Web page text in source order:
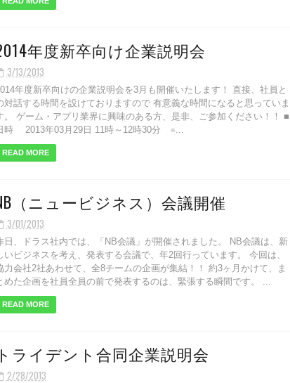
年度新卒向け企業説明会
3/13/2013
年度新卒向けの企業説明会を3月も開催いたします！ 直接、社員と
対話する時間を設けておりますので 有意義な時間になると思っていま
。 ゲーム・アプリ業界に興味のある方、是非、ご参加ください！！ ■
時 2013年03月29日 11時～12時30分 ※...
READ MORE
（ニュービジネス）会議開催
3/01/2013
日、ドラス社内では、「NB会議」が開催されました。 NB会議は、新
いビジネスを考え、発表する会議で、年2回行っています。 今回は、
力会社2社あわせて、全8チームの企画が集結！！ 約3ヶ月かけて、ま
めた企画を社員全員の前で発表するのは、緊張する瞬間です。 ...
READ MORE
トライデント合同企業説明会
2/28/2013